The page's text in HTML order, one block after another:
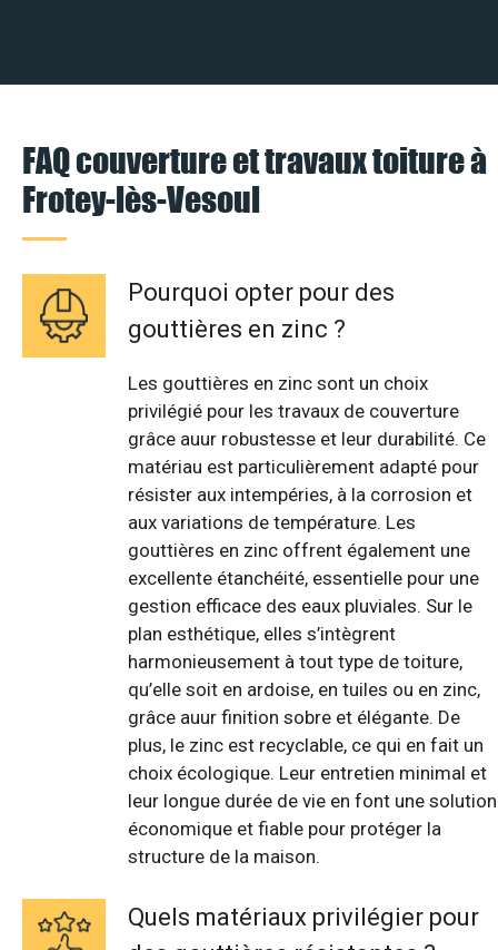
FAQ couverture et travaux toiture à
Frotey-lès-Vesoul
Pourquoi opter pour des
gouttières en zinc ?
Les gouttières en zinc sont un choix
privilégié pour les travaux de couverture
grâce auur robustesse et leur durabilité. Ce
matériau est particulièrement adapté pour
résister aux intempéries, à la corrosion et
aux variations de température. Les
gouttières en zinc offrent également une
excellente étanchéité, essentielle pour une
gestion efficace des eaux pluviales. Sur le
plan esthétique, elles s’intègrent
harmonieusement à tout type de toiture,
qu’elle soit en ardoise, en tuiles ou en zinc,
grâce auur finition sobre et élégante. De
plus, le zinc est recyclable, ce qui en fait un
choix écologique. Leur entretien minimal et
leur longue durée de vie en font une solution
économique et fiable pour protéger la
structure de la maison.
Quels matériaux privilégier pour